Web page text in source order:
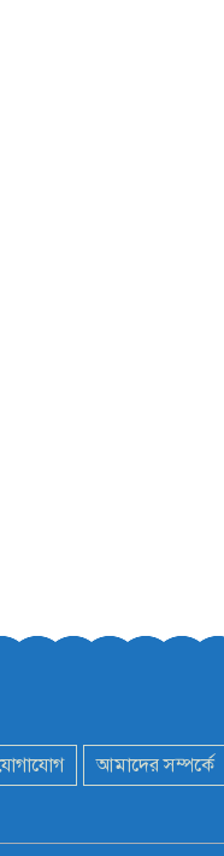
আমাদের সম্পর্কে